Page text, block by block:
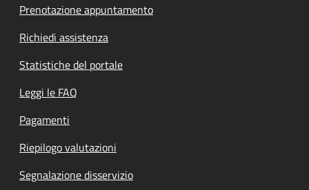
Prenotazione appuntamento
Richiedi assistenza
Statistiche del portale
Leggi le FAQ
Pagamenti
Riepilogo valutazioni
Segnalazione disservizio